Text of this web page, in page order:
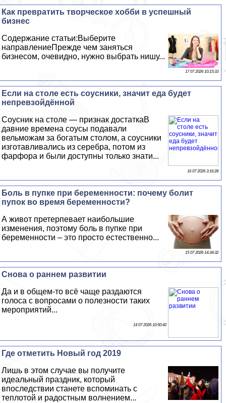
Как превратить творческое хобби в успешный
бизнес
Содержание статьи:Выберите
направлениеПрежде чем заняться
бизнесом, очевидно, нужно выбрать нишу...
17 07 2026 10:15:33
Если на столе есть соусники, значит еда будет
непревзойдённой
Соусник на столе — признак достаткаВ
давние времена соусы подавали
вельможам за богатым столом, а соусники
изготавливались из серебра, потом из
фарфора и были доступны только знати...
16 07 2026 3:16:28
Боль в пупке при беременности: почему болит
пупок во время беременности?
А живот претерпевает наибольшие
изменения, поэтому боль в пупке при
беременности – это просто естественно...
15 07 2026 14:34:32
Снова о раннем развитии
Да и в общем-то всё чаще раздаются
голоса с вопросами о полезности таких
мероприятий...
14 07 2026 10:50:42
Где отметить Новый год 2019
Лишь в этом случае вы получите
идеальный праздник, который
впоследствии станете вспоминать с
теплотой и радостным волнением...